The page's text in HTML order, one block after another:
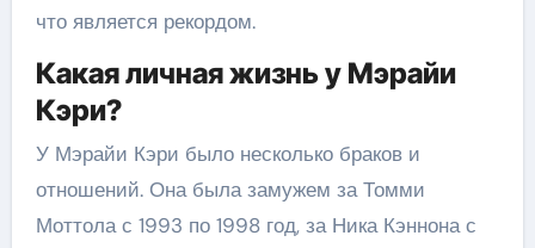
что является рекордом.
Какая личная жизнь у Мэрайи
Кэри?
У Мэрайи Кэри было несколько браков и
отношений. Она была замужем за Томми
Моттола с 1993 по 1998 год, за Ника Кэннона с